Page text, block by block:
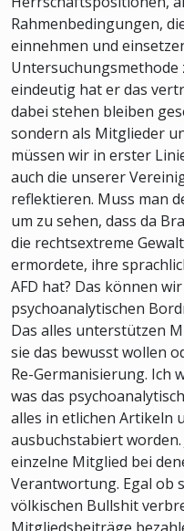
Rahmenbedingungen,
einnehmen und
eindeutig hat er das
dabei stehen bleiben
sondern als Mitglieder
müssen wir in erster
auch die unserer
reflektieren. Muss man
um zu sehen, dass da
die rechtsextreme
ermordete, ihre
AFD hat? Das können
psychoanalytischen
Das alles unterstützen
sie das bewusst wollen
Re-Germanisierung. Ich
was das
alles in etlichen Artikeln
ausbuchstabiert
einzelne Mitglied bei
Verantwortung. Egal ob
völkischen Bullshit